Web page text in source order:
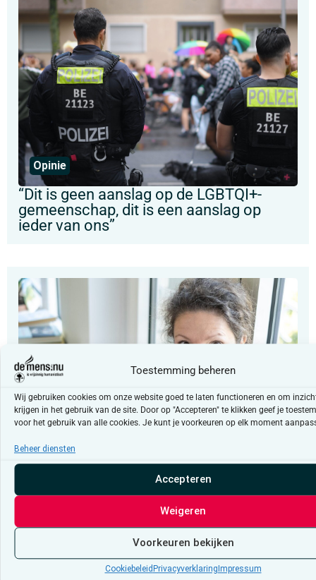
Toestemming beheren
Wij gebruiken cookies om onze website goed te laten functioneren en om
krijgen in het gebruik van de site. Door op "Accepteren" te klikken geef je
voor het gebruik van alle cookies. Je kunt je voorkeuren op elk moment
Beheer diensten
Accepteren
Weigeren
Voorkeuren bekijken
Cookiebeleid Privacyverklaring Impressum
Opinie
“Dit is geen aanslag op de LGBTQI+-
gemeenschap, dit is een aanslag op
ieder van ons”
Column
“Vertrouwen in democratische